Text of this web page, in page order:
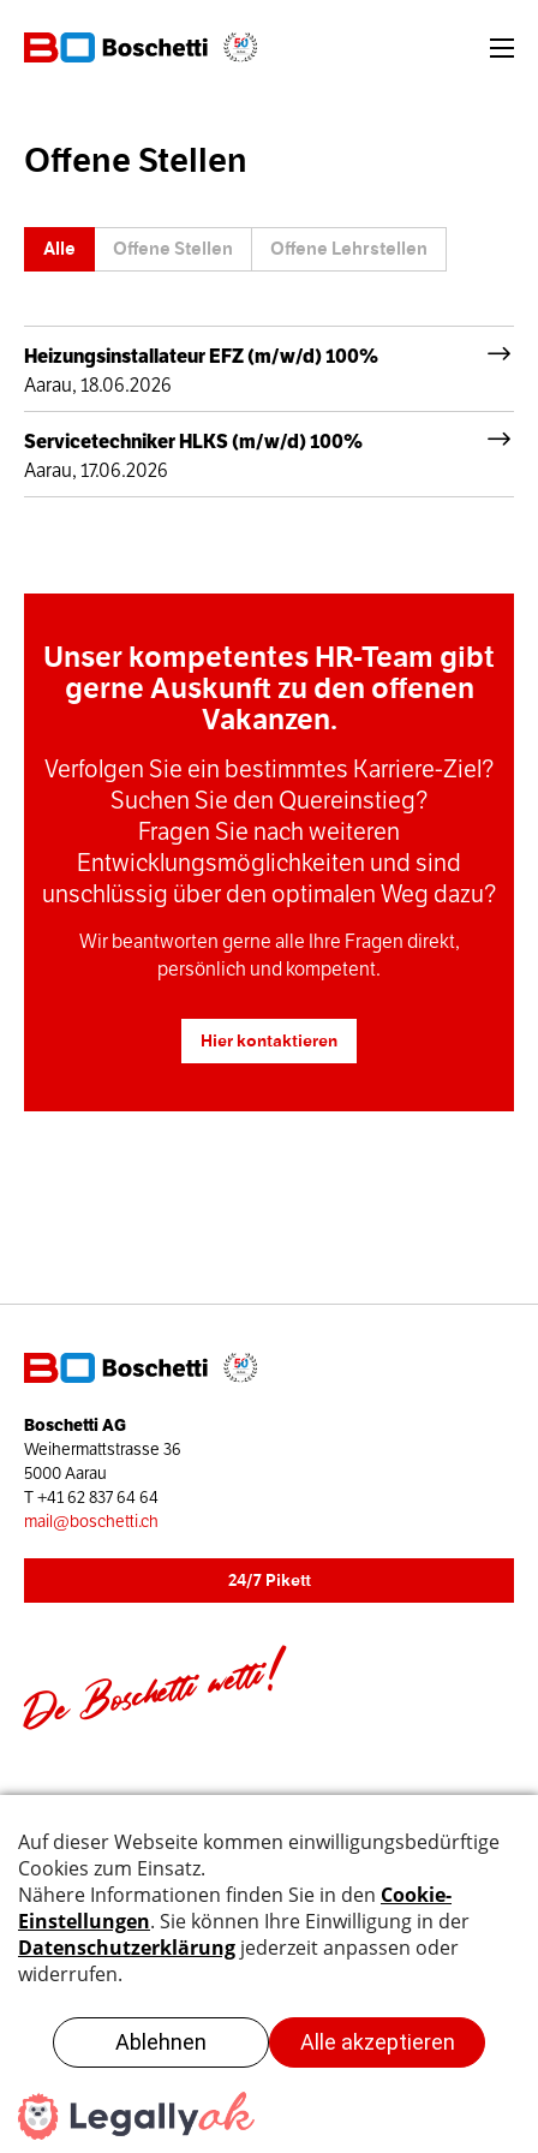
Offene Stellen
Alle Offene Stellen Offene Lehrstellen
Heizungsinstallateur EFZ (m/w/d) 100%
Aarau, 18.06.2026
Servicetechniker HLKS (m/w/d) 100%
Aarau, 17.06.2026
Unser kompetentes HR-Team gibt
gerne Auskunft zu den offenen
Vakanzen.
Verfolgen Sie ein bestimmtes Karriere-Ziel?
Suchen Sie den Quereinstieg?
Fragen Sie nach weiteren
Entwicklungsmöglichkeiten und sind
unschlüssig über den optimalen Weg dazu?
Wir beantworten gerne alle Ihre Fragen direkt,
persönlich und kompetent.
Hier kontaktieren
Boschetti AG
Weihermattstrasse 36
5000 Aarau
T+41 62 837 64 64
mail@boschetti.ch
24/7 Pikett
De Boschetti wetti!
© Boschetti AG, 2026
Team & Kontakt Jobs Impressum Datenschutz AGB
Ein Unternehmen der